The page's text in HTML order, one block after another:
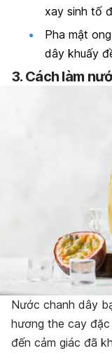
xay sinh tố
Pha mật
dây khuấy
3. Cách làm
Nước chanh dây
hương the cay
đến cảm giác đã